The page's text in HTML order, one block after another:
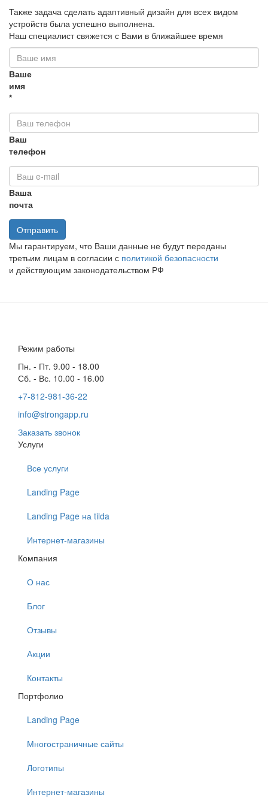
Также задача сделать адаптивный дизайн для всех видом
устройств была успешно выполнена.
Наш специалист свяжется с Вами в ближайшее время
Ваше
имя
*
Ваш
телефон
Ваша
почта
Отправить
Мы гарантируем, что Ваши данные не будут переданы
третьим лицам в согласии с политикой безопасности
и действующим законодательством РФ
Режим работы
Пн. - Пт. 9.00 - 18.00
Сб. - Вс. 10.00 - 16.00
+7-812-981-36-22
info@strongapp.ru
Заказать звонок
Услуги
Все услуги
Landing Page
Landing Page на tilda
Интернет-магазины
Компания
О нас
Блог
Отзывы
Акции
Контакты
Портфолио
Landing Page
Многостраничные сайты
Логотипы
Интернет-магазины